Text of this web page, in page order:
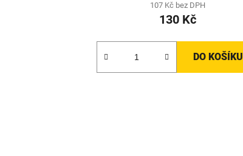
107 Kč bez DPH
130 Kč
DO KOŠÍKU